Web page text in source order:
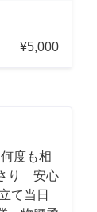
¥5,000
度も相
り 安心
て当日